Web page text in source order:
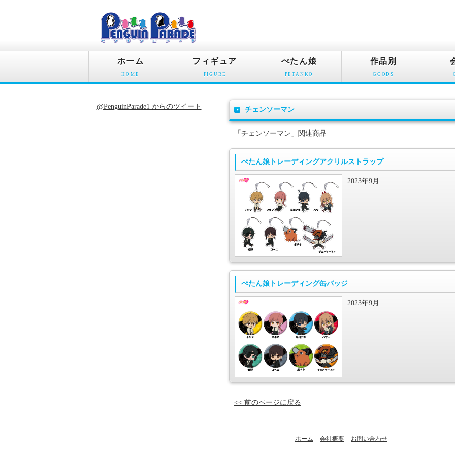
ホーム
HOME
フィギュア
FIGURE
ぺたん娘
PETANKO
作品別
GOODS
チェンソーマン
「チェンソーマン」関連商品
ぺたん娘トレーディングアクリルストラップ
2023年9月
ぺたん娘トレーディング缶バッジ
2023年9月
<< 前のページに戻る
@PenguinParade1 からのツイート
ホーム 会社概要 お問い合わせ